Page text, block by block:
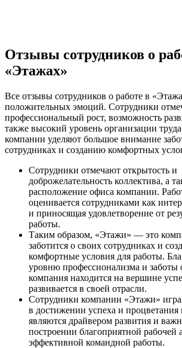
Отзывы сотрудников о
«Этажах»
Все отзывы сотрудников о работе в
положительных эмоций. Сотрудники
профессиональный рост, возможность
также высокий уровень организации
компании уделяют большое внимание
сотрудниках и созданию комфортных
Сотрудники отмечают открытость и
доброжелательность коллектива, а
расположение офиса компании.
оценивается сотрудниками как
и приносящая удовлетворение от
работы.
Таким образом, «Этажи» — это
заботится о своих сотрудниках и
комфортные условия для работы.
уровню профессионализма и заботы
компания находится на вершине
развивается в своей отрасли.
Сотрудники компании «Этажи»
в достижении успеха и
являются драйвером развития и
построении благоприятной рабочей
эффективной командной работы.